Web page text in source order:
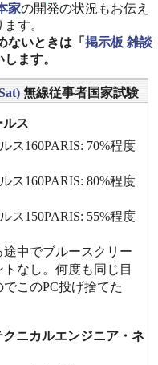
家の開発の状況もお伝え
す。
ないときは「 掲示板 雑談
ます。
無線従事者国家試験
ルス
ス160PARIS: 70%程度
ス160PARIS: 80%程度
ス150PARIS: 55%程度
途中でブルースクリー
なし。何度も同じ目
このPC投げ捨てた
クニカルエンジニア・ネ